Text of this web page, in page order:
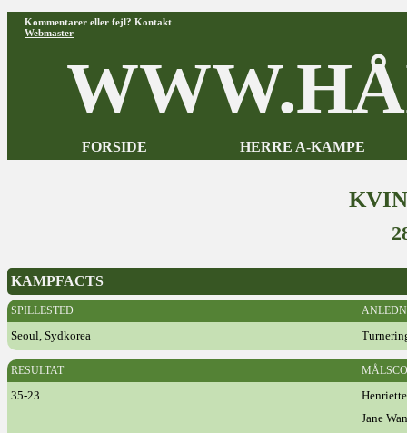
Kommentarer eller fejl? Kontakt
Webmaster
FORSIDE HERRE A-KAMPE
KAMPFACTS
SPILLESTED
Seoul, Sydkorea
RESULTAT
35-23
Jane